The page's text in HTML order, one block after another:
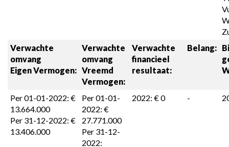
Verwachte
omvang
Eigen Vermogen:
Verwachte
omvang
Vreemd
Vermogen:
Verwachte
financieel
resultaat:
Belang:
Per 01-01-2022: €
13.664.000
Per 31-12-2022: €
13.406.000
Per 01-01-
2022: €
27.771.000
Per 31-12-
2022:
2022: € 0 -